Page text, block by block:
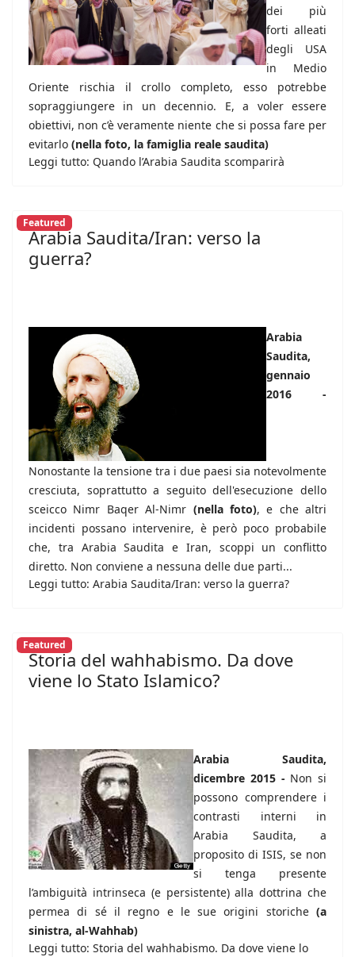
dei più
forti alleati
degli USA
in Medio
Oriente rischia il crollo completo, esso potrebbe
sopraggiungere in un decennio. E, a voler essere
obiettivi, non c’è veramente niente che si possa fare per
evitarlo (nella foto, la famiglia reale saudita)
Leggi tutto: Quando l’Arabia Saudita scomparirà
Featured
Arabia Saudita/Iran: verso la
guerra?
Arabia
Saudita,
gennaio
2016 -
Nonostante la tensione tra i due paesi sia notevolmente
cresciuta, soprattutto a seguito dell'esecuzione dello
sceicco Nimr Baqer Al-Nimr (nella foto), e che altri
incidenti possano intervenire, è però poco probabile
che, tra Arabia Saudita e Iran, scoppi un conflitto
diretto. Non conviene a nessuna delle due parti...
Leggi tutto: Arabia Saudita/Iran: verso la guerra?
Featured
Storia del wahhabismo. Da dove
viene lo Stato Islamico?
Arabia Saudita,
dicembre 2015 - Non si
possono comprendere i
contrasti interni in
Arabia Saudita, a
proposito di ISIS, se non
si tenga presente
l’ambiguità intrinseca (e persistente) alla dottrina che
permea di sé il regno e le sue origini storiche(a
sinistra, al-Wahhab)
Leggi tutto: Storia del wahhabismo. Da dove viene lo